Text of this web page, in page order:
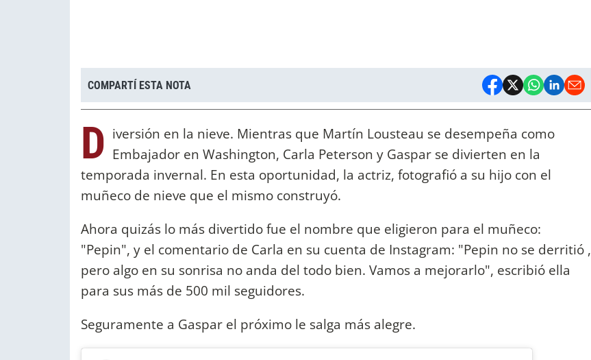
COMPARTÍ ESTA NOTA
D iversión en la nieve. Mientras que Martín Lousteau se desempeña como
Embajador en Washington, Carla Peterson y Gaspar se divierten en la
temporada invernal. En esta oportunidad, la actriz, fotografió a su hijo con el
muñeco de nieve que el mismo construyó.
Ahora quizás lo más divertido fue el nombre que eligieron para el muñeco:
"Pepin", y el comentario de Carla en su cuenta de Instagram: "Pepin no se derritió ,
pero algo en su sonrisa no anda del todo bien. Vamos a mejorarlo", escribió ella
para sus más de 500 mil seguidores.
Seguramente a Gaspar el próximo le salga más alegre.